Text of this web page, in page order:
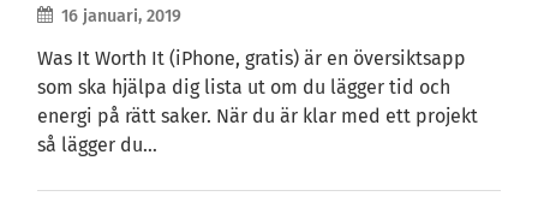
16 januari, 2019
Was It Worth It (iPhone, gratis) är en översiktsapp
som ska hjälpa dig lista ut om du lägger tid och
energi på rätt saker. När du är klar med ett projekt
så lägger du…